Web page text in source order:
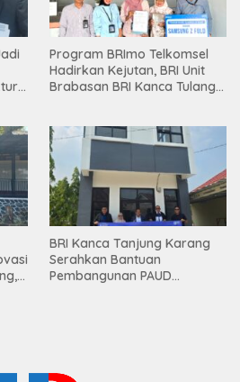
Program BRImo Telkomsel
Hadirkan Kejutan, BRI Unit
Brabasan BRI Kanca Tulang
Mesuji
BRI Kanca Tanjung Karang
Serahkan Bantuan
Pembangunan PAUD